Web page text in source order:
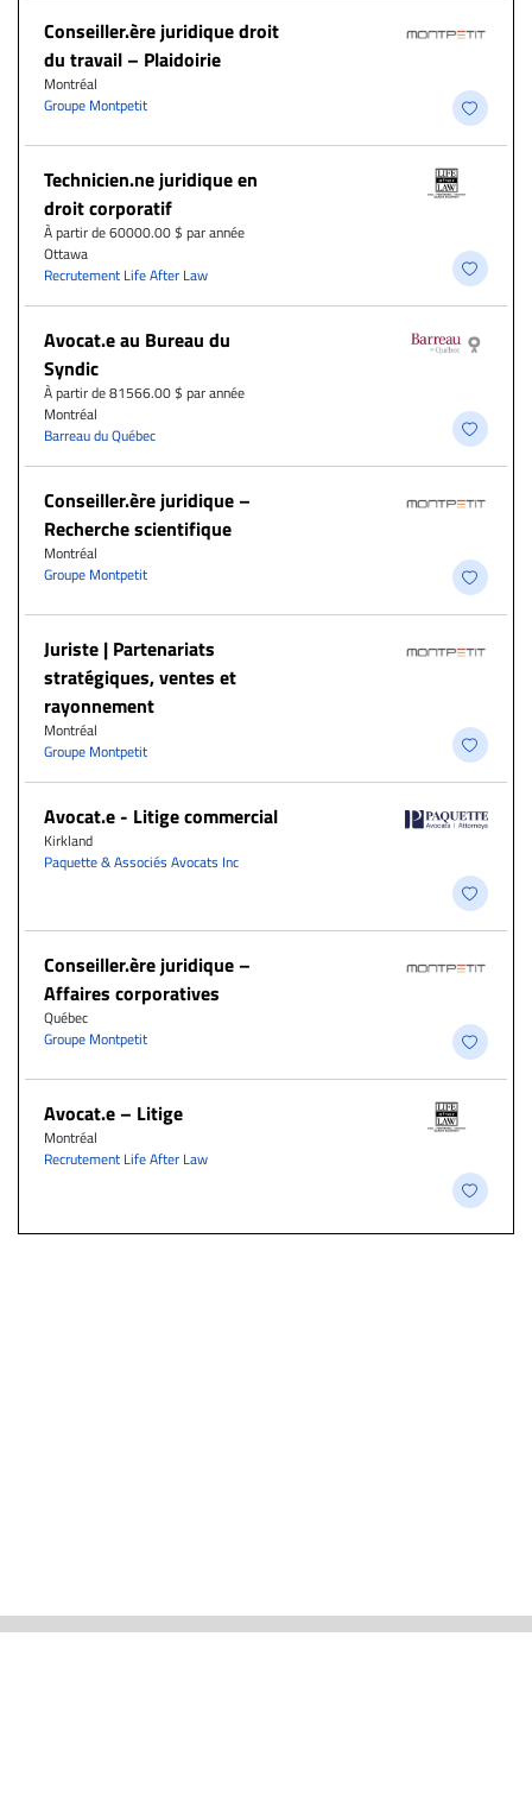
Conseiller.ère juridique droit
du travail – Plaidoirie
Montréal
Groupe Montpetit
Technicien.ne juridique en
droit corporatif
À partir de 60000.00 $ par année
Ottawa
Recrutement Life After Law
Avocat.e au Bureau du
Syndic
À partir de 81566.00 $ par année
Montréal
Barreau du Québec
Conseiller.ère juridique –
Recherche scientifique
Montréal
Groupe Montpetit
Juriste | Partenariats
stratégiques, ventes et
rayonnement
Montréal
Groupe Montpetit
Avocat.e - Litige commercial
Kirkland
Paquette & Associés Avocats Inc
Conseiller.ère juridique –
Affaires corporatives
Québec
Groupe Montpetit
Avocat.e – Litige
Montréal
Recrutement Life After Law